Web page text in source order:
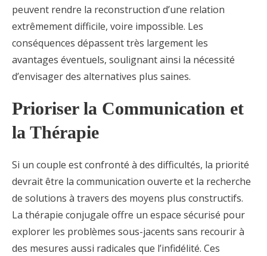
peuvent rendre la reconstruction d’une relation
extrêmement difficile, voire impossible. Les
conséquences dépassent très largement les
avantages éventuels, soulignant ainsi la nécessité
d’envisager des alternatives plus saines.
Prioriser la Communication et
la Thérapie
Si un couple est confronté à des difficultés, la priorité
devrait être la communication ouverte et la recherche
de solutions à travers des moyens plus constructifs.
La thérapie conjugale offre un espace sécurisé pour
explorer les problèmes sous-jacents sans recourir à
des mesures aussi radicales que l’infidélité. Ces